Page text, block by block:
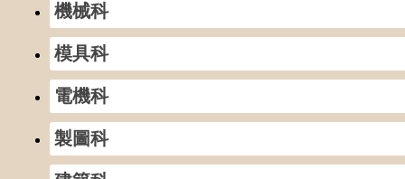
機械科
模具科
電機科
製圖科